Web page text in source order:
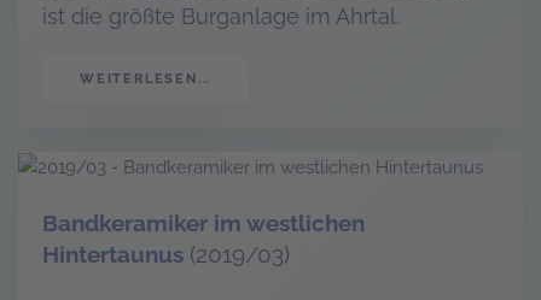
ist die größte Burganlage im Ahrtal.
WEITERLESEN...
Bandkeramiker im westlichen
Hintertaunus (2019/03)